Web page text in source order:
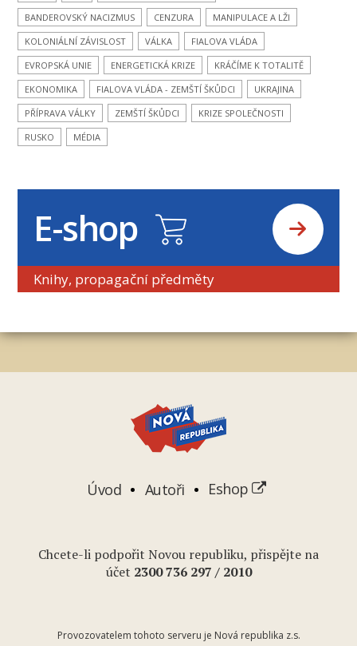
BANDEROVSKÝ NACIZMUS
CENZURA
MANIPULACE A LŽI
KOLONIÁLNÍ ZÁVISLOST
VÁLKA
FIALOVA VLÁDA
EVROPSKÁ UNIE
ENERGETICKÁ KRIZE
KRÁČÍME K TOTALITĚ
EKONOMIKA
FIALOVA VLÁDA - ZEMŠTÍ ŠKŮDCI
UKRAJINA
PŘÍPRAVA VÁLKY
ZEMŠTÍ ŠKŮDCI
KRIZE SPOLEČNOSTI
RUSKO
MÉDIA
E-shop
Knihy, propagační předměty
Úvod Autoři Eshop
Chcete-li podpořit Novou republiku, přispějte na
účet 2300 736 297 / 2010
Provozovatelem tohoto serveru je Nová republika z.s.